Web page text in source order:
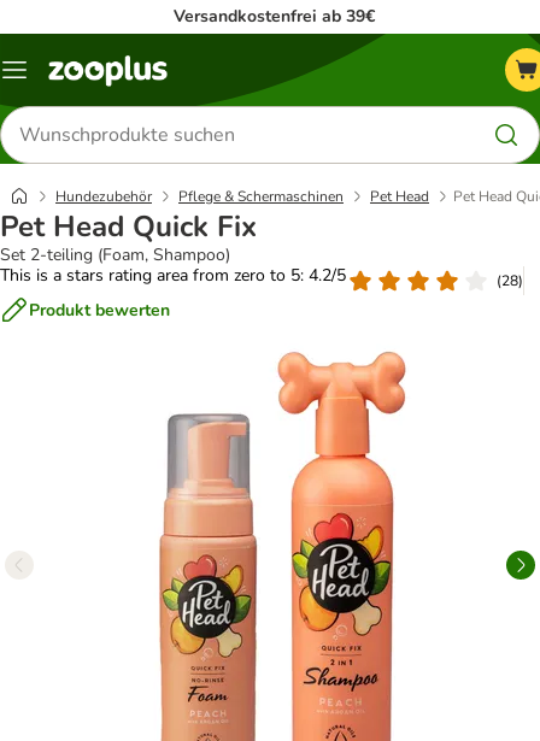
Versandkostenfrei ab 39€
Menü
Produkte
suchen
Hundezubehör Pflege & Schermaschinen Pet Head Pet Head
Pet Head Quick Fix
Set 2-teiling (Foam, Shampoo)
This is a stars rating area from zero to 5: 4.2/5
(28)
Produkt bewerten